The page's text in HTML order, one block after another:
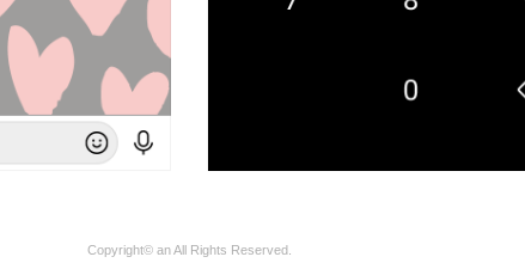
Copyright© an All Rights Reserved.